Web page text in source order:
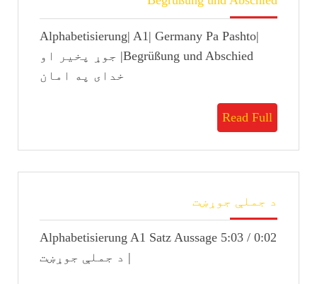
Alphabetisierung| A1| Germany Pa Pashto|
Begrüßung und Abschied| جوړ پخیر او
خدای په امان
Read Full
Read
Full
د جملې جوړښت
0:02 / 5:03 Alphabetisierung A1 Satz Aussage
| د جملې جوړښت